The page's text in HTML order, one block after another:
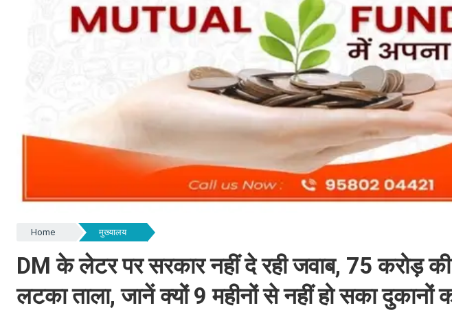
Home मुख्यालय
DM के लेटर पर सरकार नहीं दे रही जवाब, 75 करोड़
लटका ताला, जानें क्यों 9 महीनों से नहीं हो सका